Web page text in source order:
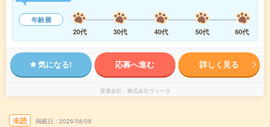
年齢層
20代
30代 40代 50代 60代
気になる! 応募へ進む 詳しく見る
派遣会社 株式会社ヴィータ
未読 掲載日 2026/08/08